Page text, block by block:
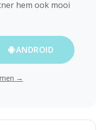
hem ook mooi
ANDROID
→